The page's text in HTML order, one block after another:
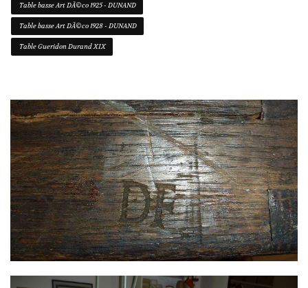
Table basse Art DÃ©co 1925 - DUNAND
Table basse Art DÃ©co 1928 - DUNAND
Table Gueridon Durand XIX